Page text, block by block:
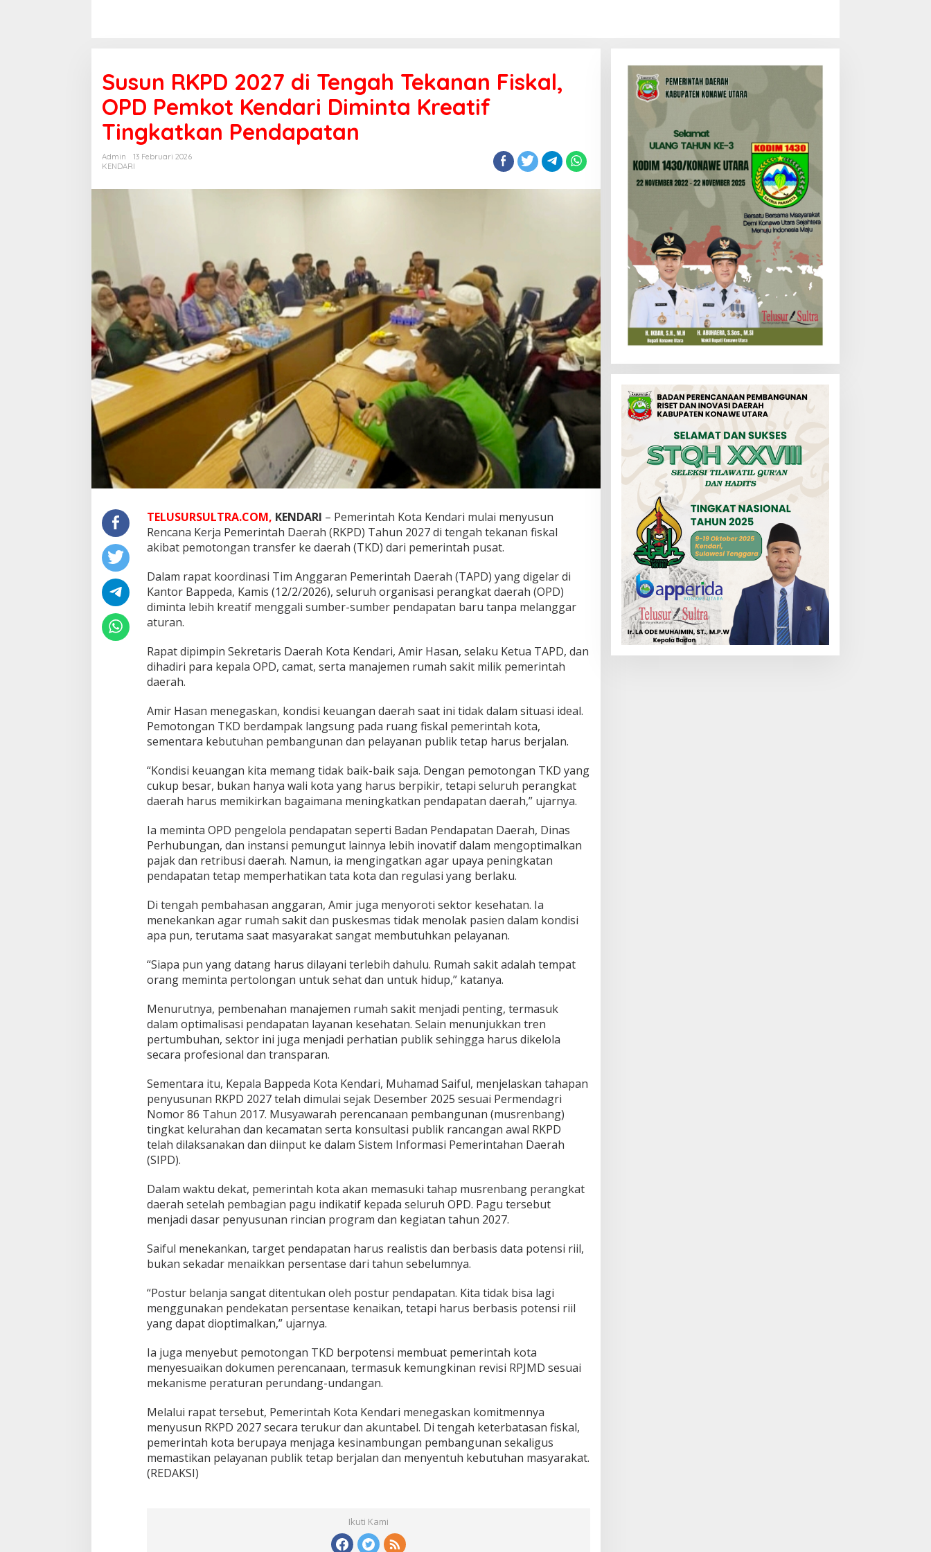
Susun RKPD 2027 di Tengah Tekanan Fiskal,
OPD Pemkot Kendari Diminta Kreatif
Tingkatkan Pendapatan
Admin
13 Februari 2026
KENDARI
TELUSURSULTRA.COM, KENDARI – Pemerintah Kota Kendari mulai menyusun
Rencana Kerja Pemerintah Daerah (RKPD) Tahun 2027 di tengah tekanan fiskal
akibat pemotongan transfer ke daerah (TKD) dari pemerintah pusat.
Dalam rapat koordinasi Tim Anggaran Pemerintah Daerah (TAPD) yang digelar di
Kantor Bappeda, Kamis (12/2/2026), seluruh organisasi perangkat daerah (OPD)
diminta lebih kreatif menggali sumber-sumber pendapatan baru tanpa melanggar
aturan.
Rapat dipimpin Sekretaris Daerah Kota Kendari, Amir Hasan, selaku Ketua TAPD, dan
dihadiri para kepala OPD, camat, serta manajemen rumah sakit milik pemerintah
daerah.
Amir Hasan menegaskan, kondisi keuangan daerah saat ini tidak dalam situasi ideal.
Pemotongan TKD berdampak langsung pada ruang fiskal pemerintah kota,
sementara kebutuhan pembangunan dan pelayanan publik tetap harus berjalan.
“Kondisi keuangan kita memang tidak baik-baik saja. Dengan pemotongan TKD yang
cukup besar, bukan hanya wali kota yang harus berpikir, tetapi seluruh perangkat
daerah harus memikirkan bagaimana meningkatkan pendapatan daerah,” ujarnya.
Ia meminta OPD pengelola pendapatan seperti Badan Pendapatan Daerah, Dinas
Perhubungan, dan instansi pemungut lainnya lebih inovatif dalam mengoptimalkan
pajak dan retribusi daerah. Namun, ia mengingatkan agar upaya peningkatan
pendapatan tetap memperhatikan tata kota dan regulasi yang berlaku.
Di tengah pembahasan anggaran, Amir juga menyoroti sektor kesehatan. Ia
menekankan agar rumah sakit dan puskesmas tidak menolak pasien dalam kondisi
apa pun, terutama saat masyarakat sangat membutuhkan pelayanan.
“Siapa pun yang datang harus dilayani terlebih dahulu. Rumah sakit adalah tempat
orang meminta pertolongan untuk sehat dan untuk hidup,” katanya.
Menurutnya, pembenahan manajemen rumah sakit menjadi penting, termasuk
dalam optimalisasi pendapatan layanan kesehatan. Selain menunjukkan tren
pertumbuhan, sektor ini juga menjadi perhatian publik sehingga harus dikelola
secara profesional dan transparan.
Sementara itu, Kepala Bappeda Kota Kendari, Muhamad Saiful, menjelaskan tahapan
penyusunan RKPD 2027 telah dimulai sejak Desember 2025 sesuai Permendagri
Nomor 86 Tahun 2017. Musyawarah perencanaan pembangunan (musrenbang)
tingkat kelurahan dan kecamatan serta konsultasi publik rancangan awal RKPD
telah dilaksanakan dan diinput ke dalam Sistem Informasi Pemerintahan Daerah
(SIPD).
Dalam waktu dekat, pemerintah kota akan memasuki tahap musrenbang perangkat
daerah setelah pembagian pagu indikatif kepada seluruh OPD. Pagu tersebut
menjadi dasar penyusunan rincian program dan kegiatan tahun 2027.
Saiful menekankan, target pendapatan harus realistis dan berbasis data potensi riil,
bukan sekadar menaikkan persentase dari tahun sebelumnya.
“Postur belanja sangat ditentukan oleh postur pendapatan. Kita tidak bisa lagi
menggunakan pendekatan persentase kenaikan, tetapi harus berbasis potensi riil
yang dapat dioptimalkan,” ujarnya.
Ia juga menyebut pemotongan TKD berpotensi membuat pemerintah kota
menyesuaikan dokumen perencanaan, termasuk kemungkinan revisi RPJMD sesuai
mekanisme peraturan perundang-undangan.
Melalui rapat tersebut, Pemerintah Kota Kendari menegaskan komitmennya
menyusun RKPD 2027 secara terukur dan akuntabel. Di tengah keterbatasan fiskal,
pemerintah kota berupaya menjaga kesinambungan pembangunan sekaligus
memastikan pelayanan publik tetap berjalan dan menyentuh kebutuhan masyarakat.
(REDAKSI)
Ikuti Kami